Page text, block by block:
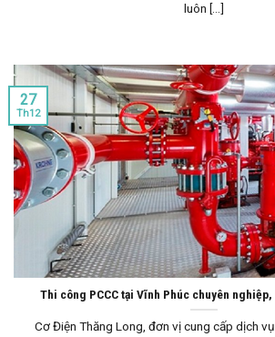
luôn [...]
Thi công PCCC tại Vĩnh Phúc chuyên
Cơ Điện Thăng Long, đơn vị cung cấp dịch
27
Th12